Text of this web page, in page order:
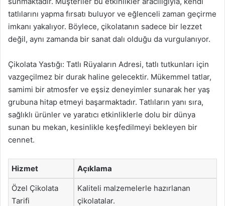
tatlılarını yapma fırsatı buluyor ve eğlenceli zaman geçirme
imkanı yakalıyor. Böylece, çikolatanın sadece bir lezzet
değil, aynı zamanda bir sanat dalı olduğu da vurgulanıyor.
Çikolata Yastığı: Tatlı Rüyaların Adresi, tatlı tutkunları için
vazgeçilmez bir durak haline gelecektir. Mükemmel tatlar,
samimi bir atmosfer ve eşsiz deneyimler sunarak her yaş
grubuna hitap etmeyi başarmaktadır. Tatlıların yanı sıra,
sağlıklı ürünler ve yaratıcı etkinliklerle dolu bir dünya
sunan bu mekan, kesinlikle keşfedilmeyi bekleyen bir
cennet.
Hizmet Açıklama
Özel Çikolata
Tarifi
Kaliteli malzemelerle hazırlanan
çikolatalar.